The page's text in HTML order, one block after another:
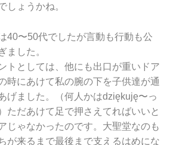
しょうかね。
40〜50代でしたが言動も行動も公
ました。
トとしては、他にも出口が重いドア
時にあけて私の腕の下を子供達が通
げました。（何人かはdziękuję〜っ
ただあけて足で押さえてればいいと
じゃなかったのです。大聖堂なのも
が来るまで最後まで支えるはめにな